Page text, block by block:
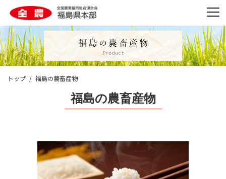
トップ 福島の農畜産物
福島の農畜産物